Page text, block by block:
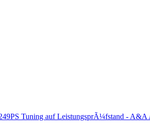
Tuning auf LeistungsprÃ¼fstand - A&A